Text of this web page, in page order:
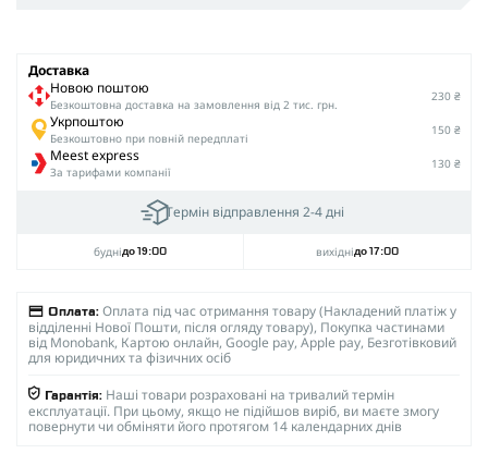
Доставка
Новою поштою
Безкоштовна доставка на замовлення від 2 тис. грн.
230 ₴
Укрпоштою
Безкоштовно при повній передплаті
150 ₴
Meest express
За тарифами компанії
130 ₴
Термін відправлення 2-4 дні
буднідо 19:00 вихіднідо 17:00
Оплата: Оплата під час отримання товару (Накладений платіж у
відділенні Нової Пошти, після огляду товару), Покупка частинами
від Monobank, Картою онлайн, Google pay, Apple pay, Безготівковий
для юридичних та фізичних осіб
Гарантія: Наші товари розраховані на тривалий термін
експлуатації. При цьому, якщо не підійшов виріб, ви маєте змогу
повернути чи обміняти його протягом 14 календарних днів